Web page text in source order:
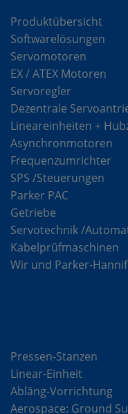
Produktübersicht
Softwarelösungen
Servomotoren
EX / ATEX Motoren
Servoregler
Dezentrale
Lineareinheiten +
Asynchronmotoren
Frequenzumrichter
SPS /Steuerungen
Parker PAC
Getriebe
Servotechnik /
Kabelprüfmaschinen
Wir und Parker-
Pressen-Stanzen
Linear-Einheit
Abläng-Vorrichtung
Aerospace: Ground